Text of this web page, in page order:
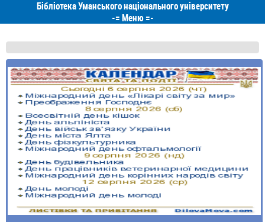
Бібліотека Уманського національного університету
-=Меню=-